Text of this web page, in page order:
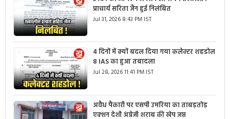
प्राचार्य सरिता जैन हुई निलंबित
Jul 31, 2026 8:43 PM IST
4 दिनों में क्यों बदल दिया गया कलेक्टर शहडोल
8 IAS का हुआ तबादला
Jul 28, 2026 11:41 PM IST
अवैध पैकारी पर एसपी उमरिया का ताबड़तोड़
एक्शन देशी अंग्रेजी शराब की खेप जप्त